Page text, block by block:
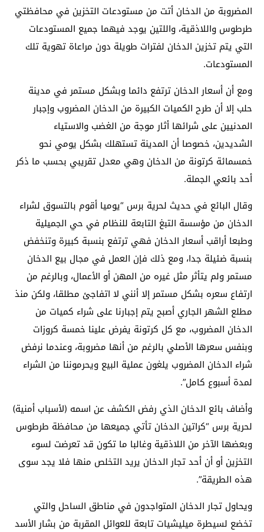
المضروبة من الدخان أتت من مستودعات التخزين في محافظتي
طرطوس واللاذقية، واللتين يوجد فيهما جميع المستودعات
التي يتم تخزين الدخان لفترات طويلة دون مراعاة تهوية تلك
المستودعات.
ومع أن أسعار الدخان ترتفع دائما وبشكل مستمر في مدينة
حلب إلا أن طرح الكميات الكبيرة من الدخان المضروب وإجبار
المدنيين على شرائها أثار موجة من الغضب والاستياء
الشديدين، خصوصا أن المدينة تستهلك بشكل يومي نحو
خمسمائة كرتونة من الدخان وهي معدل تقريبي بحسب ما ذكر
أحد بائعي الجملة.
وقال البائع في حديث لحرية برس “يوميا أقوم بالتسوق لشراء
الدخان من مؤسسة التبغ التابعة للنظام في حي الجميلية
وطبعا أراقب أسعار الدخان فهي ترتفع بنسبة كبيرة وتنخفض
بنسبة ضئيلة جدا، ومع ذلك فإن العمل في مجال بيع الدخان
مستمر ولم يتأثر مثل غيره من المهن أو الأعمال، وبالرغم من
ارتفاع سعره بشكل مستمر إلا أنني لا اتفاجئ مطلقا، ولكن منذ
مطلع الشهر الجاري أصبح يتم إجبارنا على شراء كميات من
الدخان المضروب، مع كل كرتونة يفرض علينا خمسة كروزات
وبنفس سعرها الأصلي بالرغم من أنها مضروبة، وعندما نرفض
شراء الدخان المضروب يلغون عملية البيع ويحرموننا من الشراء
لمدة أسبوع كامل”.
وأضاف بائع الدخان الذي رفض الكشف عن اسمه (لأسباب أمنية)
لحرية برس “كراتين الدخان تأتي جميعها من محافظة طرطوس
وبعضها الآخر من اللاذقية وغالبا ما تكون قد تعرضت لسوء
التخزين أو أن أحد تجار الدخان يريد التخلص منها فلا يجد سوى
هذه الطريقة”.
ويحاول تجار الدخان المتواجدون في مناطق الساحل والتي
تخضع لسيطرة ميليشيات تابعة للعوائل المقربة من بشار الأسد